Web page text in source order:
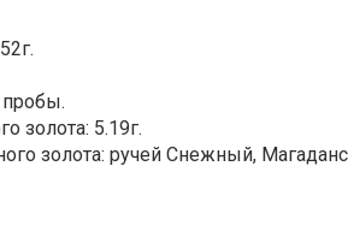
золота: 5.19г.
золота: ручей Снежный,